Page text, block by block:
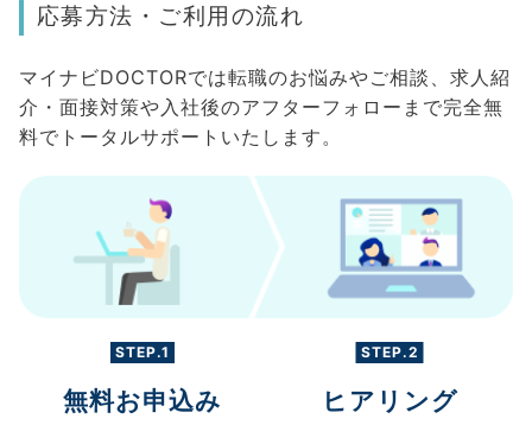
応募方法・ご利用の流れ
マイナビDOCTORでは転職のお悩みやご相談、求人紹
介・面接対策や入社後のアフターフォローまで完全無
料でトータルサポートいたします。
STEP.1
無料お申込み
STEP.2
ヒアリング